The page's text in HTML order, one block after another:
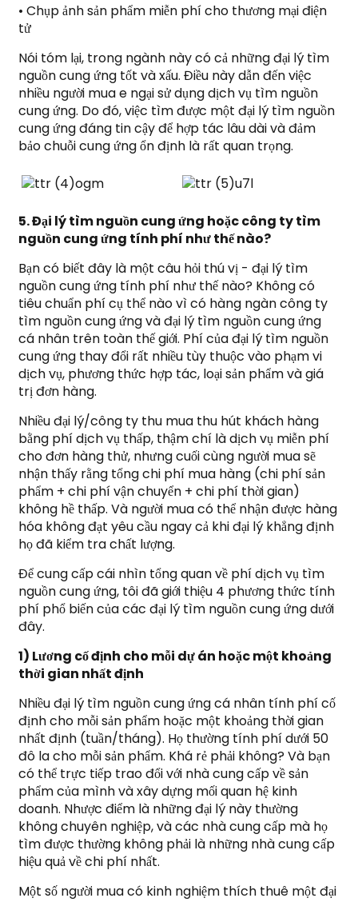
• Chụp ảnh sản phẩm miễn phí cho thương mại điện
tử
Nói tóm lại, trong ngành này có cả những đại lý tìm
nguồn cung ứng tốt và xấu. Điều này dẫn đến việc
nhiều người mua e ngại sử dụng dịch vụ tìm nguồn
cung ứng. Do đó, việc tìm được một đại lý tìm nguồn
cung ứng đáng tin cậy để hợp tác lâu dài và đảm
bảo chuỗi cung ứng ổn định là rất quan trọng.
5. Đại lý tìm nguồn cung ứng hoặc công ty tìm
nguồn cung ứng tính phí như thế nào?
Bạn có biết đây là một câu hỏi thú vị - đại lý tìm
nguồn cung ứng tính phí như thế nào? Không có
tiêu chuẩn phí cụ thể nào vì có hàng ngàn công ty
tìm nguồn cung ứng và đại lý tìm nguồn cung ứng
cá nhân trên toàn thế giới. Phí của đại lý tìm nguồn
cung ứng thay đổi rất nhiều tùy thuộc vào phạm vi
dịch vụ, phương thức hợp tác, loại sản phẩm và giá
trị đơn hàng.
Nhiều đại lý/công ty thu mua thu hút khách hàng
bằng phí dịch vụ thấp, thậm chí là dịch vụ miễn phí
cho đơn hàng thử, nhưng cuối cùng người mua sẽ
nhận thấy rằng tổng chi phí mua hàng (chi phí sản
phẩm + chi phí vận chuyển + chi phí thời gian)
không hề thấp. Và người mua có thể nhận được hàng
hóa không đạt yêu cầu ngay cả khi đại lý khẳng định
họ đã kiểm tra chất lượng.
Để cung cấp cái nhìn tổng quan về phí dịch vụ tìm
nguồn cung ứng, tôi đã giới thiệu 4 phương thức tính
phí phổ biến của các đại lý tìm nguồn cung ứng dưới
đây.
1) Lương cố định cho mỗi dự án hoặc một khoảng
thời gian nhất định
Nhiều đại lý tìm nguồn cung ứng cá nhân tính phí cố
định cho mỗi sản phẩm hoặc một khoảng thời gian
nhất định (tuần/tháng). Họ thường tính phí dưới 50
đô la cho mỗi sản phẩm. Khá rẻ phải không? Và bạn
có thể trực tiếp trao đổi với nhà cung cấp về sản
phẩm của mình và xây dựng mối quan hệ kinh
doanh. Nhược điểm là những đại lý này thường
không chuyên nghiệp, và các nhà cung cấp mà họ
tìm được thường không phải là những nhà cung cấp
hiệu quả về chi phí nhất.
Một số người mua có kinh nghiệm thích thuê một đại